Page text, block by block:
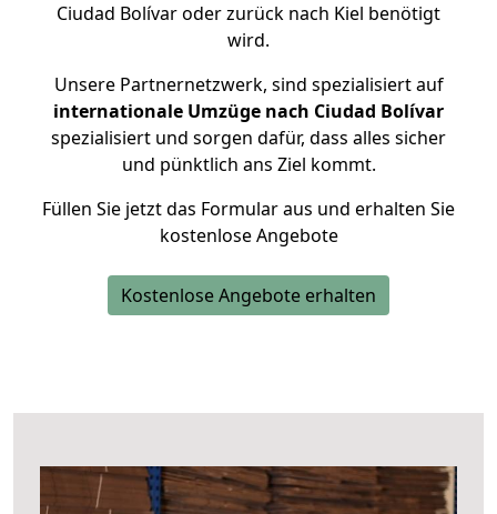
Ciudad Bolívar oder zurück nach Kiel benötigt
wird.
Unsere Partnernetzwerk, sind spezialisiert auf
internationale Umzüge nach Ciudad Bolívar
spezialisiert und sorgen dafür, dass alles sicher
und pünktlich ans Ziel kommt.
Füllen Sie jetzt das Formular aus und erhalten Sie
kostenlose Angebote
Kostenlose Angebote erhalten